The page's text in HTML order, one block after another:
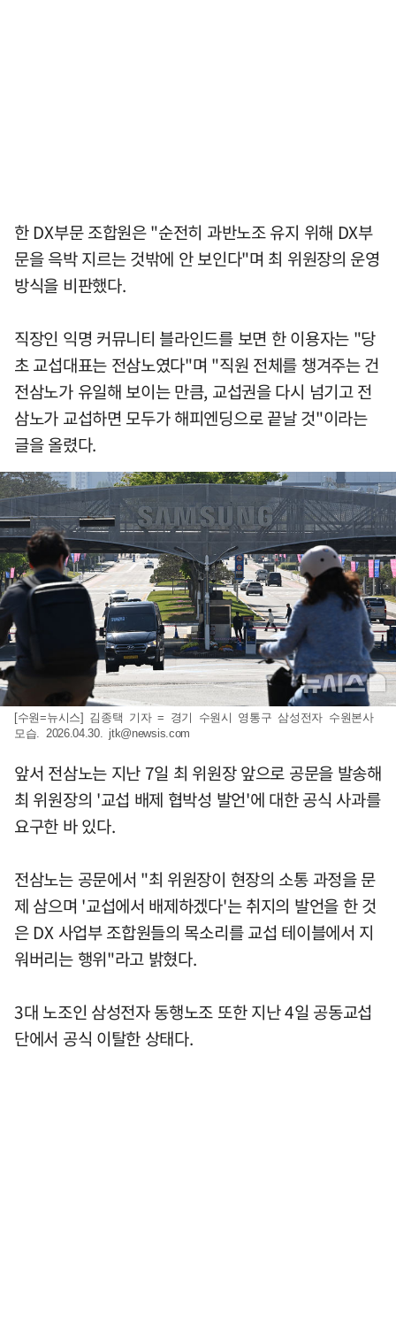
한 DX부문 조합원은 "순전히 과반노조 유지 위해 DX부
문을 윽박 지르는 것밖에 안 보인다"며 최 위원장의 운영
방식을 비판했다.
직장인 익명 커뮤니티 블라인드를 보면 한 이용자는 "당
초 교섭대표는 전삼노였다"며 "직원 전체를 챙겨주는 건
전삼노가 유일해 보이는 만큼, 교섭권을 다시 넘기고 전
삼노가 교섭하면 모두가 해피엔딩으로 끝날 것"이라는
글을 올렸다.
[수원=뉴시스] 김종택 기자 = 경기 수원시 영통구 삼성전자 수원본사
모습. 2026.04.30. jtk@newsis.com
앞서 전삼노는 지난 7일 최 위원장 앞으로 공문을 발송해
최 위원장의 '교섭 배제 협박성 발언'에 대한 공식 사과를
요구한 바 있다.
전삼노는 공문에서 "최 위원장이 현장의 소통 과정을 문
제 삼으며 '교섭에서 배제하겠다'는 취지의 발언을 한 것
은 DX 사업부 조합원들의 목소리를 교섭 테이블에서 지
워버리는 행위"라고 밝혔다.
3대 노조인 삼성전자 동행노조 또한 지난 4일 공동교섭
단에서 공식 이탈한 상태다.